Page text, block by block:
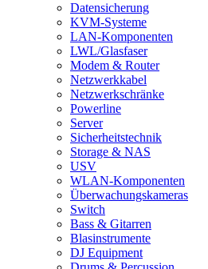
Datensicherung
KVM-Systeme
LAN-Komponenten
LWL/Glasfaser
Modem & Router
Netzwerkkabel
Netzwerkschränke
Powerline
Server
Sicherheitstechnik
Storage & NAS
USV
WLAN-Komponenten
Überwachungskameras
Switch
Bass & Gitarren
Blasinstrumente
DJ Equipment